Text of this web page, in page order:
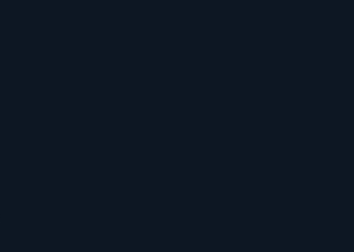
telefonu 62 735-51-05 lub